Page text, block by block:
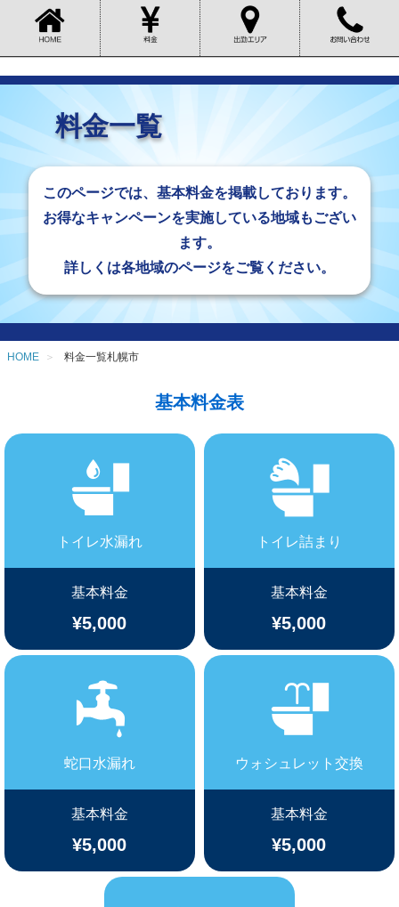
料金一覧
このページでは、基本料金を掲載しております。
お得なキャンペーンを実施している地域もござい
ます。
詳しくは各地域のページをご覧ください。
HOME 料金一覧札幌市
基本料金表
トイレ水漏れ
基本料金
¥5,000
トイレ詰まり
基本料金
¥5,000
蛇口水漏れ
基本料金
¥5,000
ウォシュレット交換
基本料金
¥5,000